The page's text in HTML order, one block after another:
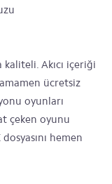
Akıcı içeriği
ücretsiz
oyunları
çeken oyunu
hemen